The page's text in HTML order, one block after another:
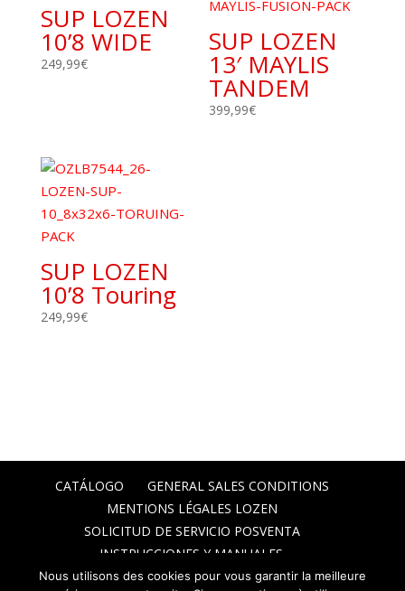
SUP LOZEN
10’8 WIDE
249,99€
SUP LOZEN
13′ MAYLIS
TANDEM
399,99€
SUP LOZEN
10’8 Touring
249,99€
CATÁLOGO
GENERAL SALES CONDITIONS
MENTIONS LÉGALES LOZEN
SOLICITUD DE SERVICIO POSVENTA
INSTRUCCIONES Y MANUALES.
Nous utilisons des cookies pour vous garantir la meilleure